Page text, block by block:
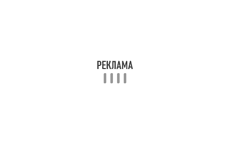
лечебные ванны и души (восходящий, Шарко, дождевой,